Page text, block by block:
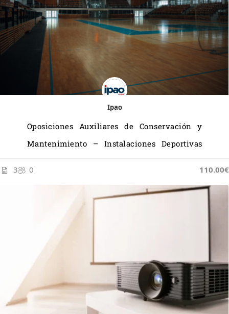
Ipao
Oposiciones Auxiliares de Conservación y
Mantenimiento – Instalaciones Deportivas
3 0 110.00€